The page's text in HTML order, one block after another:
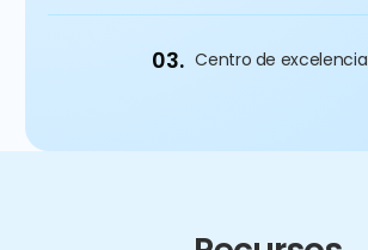
03. Centro de excelencia